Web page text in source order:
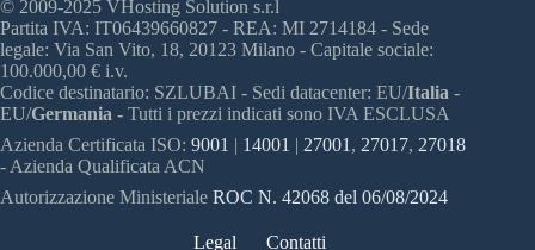
© 2009-2025 VHosting Solution s.r.l
Partita IVA: IT06439660827 - REA: MI 2714184 - Sede
legale: Via San Vito, 18, 20123 Milano - Capitale sociale:
100.000,00 € i.v.
Codice destinatario: SZLUBAI - Sedi datacenter: EU/Italia -
EU/Germania - Tutti i prezzi indicati sono IVA ESCLUSA
Azienda Certificata ISO: 9001 | 14001 | 27001 , 27017, 27018
- Azienda Qualificata ACN
Autorizzazione Ministeriale ROC N. 42068 del 06/08/2024
Legal Contatti